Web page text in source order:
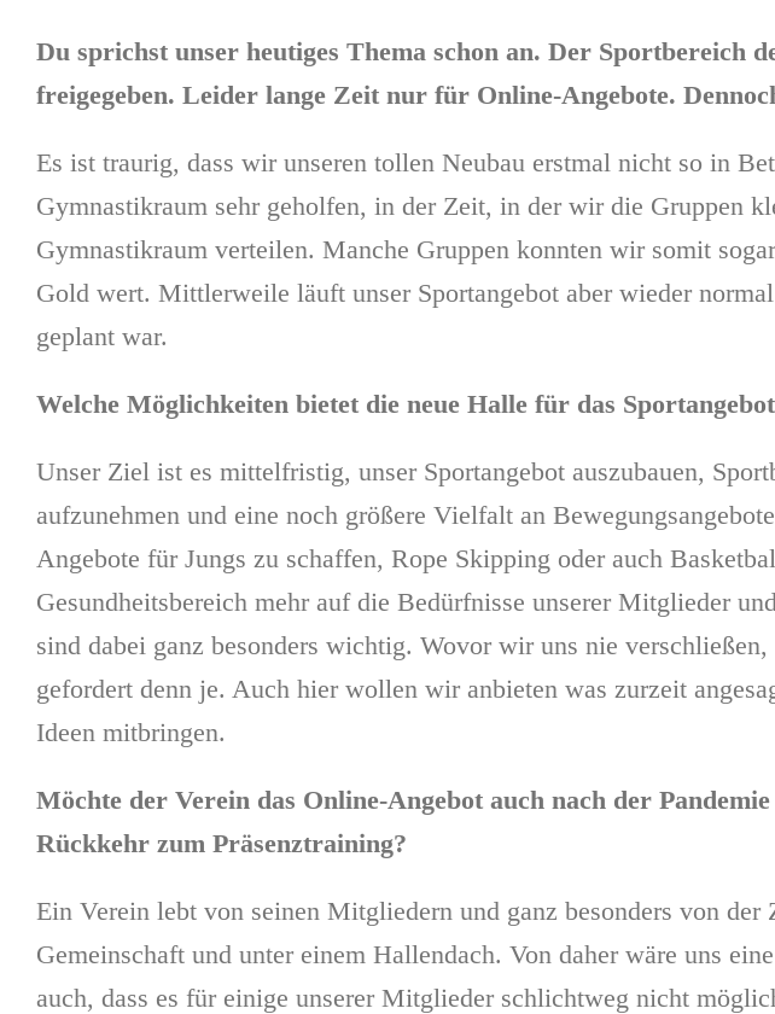
Du sprichst unser heutiges Thema schon an. Der
freigegeben. Leider lange Zeit nur für Online-Angebote.
Es ist traurig, dass wir unseren tollen Neubau erstmal nicht so in
Gymnastikraum sehr geholfen, in der Zeit, in der wir die Gruppen
Gymnastikraum verteilen. Manche Gruppen konnten wir somit
Gold wert. Mittlerweile läuft unser Sportangebot aber wieder
geplant war.
Welche Möglichkeiten bietet die neue Halle für das
Unser Ziel ist es mittelfristig, unser Sportangebot auszubauen,
aufzunehmen und eine noch größere Vielfalt an
Angebote für Jungs zu schaffen, Rope Skipping oder auch
Gesundheitsbereich mehr auf die Bedürfnisse unserer Mitglieder
sind dabei ganz besonders wichtig. Wovor wir uns nie
gefordert denn je. Auch hier wollen wir anbieten was zurzeit
Ideen mitbringen.
Möchte der Verein das Online-Angebot auch nach der
Rückkehr zum Präsenztraining?
Ein Verein lebt von seinen Mitgliedern und ganz besonders von
Gemeinschaft und unter einem Hallendach. Von daher wäre uns
auch, dass es für einige unserer Mitglieder schlichtweg nicht